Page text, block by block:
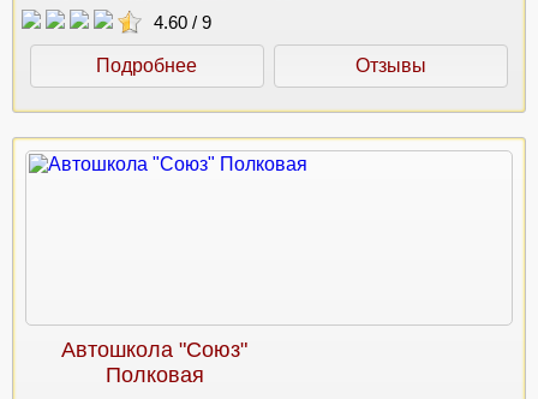
4.60 / 9
Подробнее Отзывы
Автошкола "Союз"
Полковая